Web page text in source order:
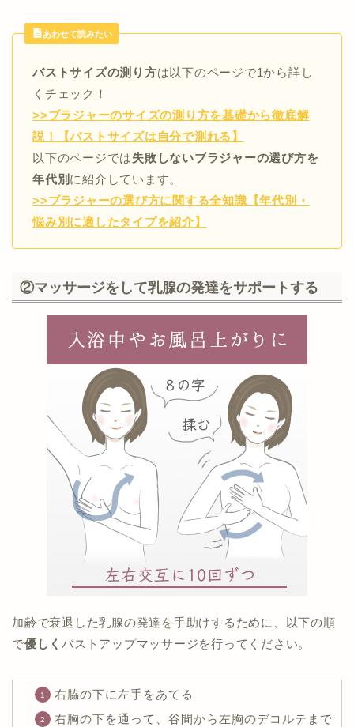
あわせて読みたい
バストサイズの測り方は以下のページで1から詳し
くチェック！
>>ブラジャーのサイズの測り方を基礎から徹底解
説！【バストサイズは自分で測れる】
以下のページでは失敗しないブラジャーの選び方を
年代別 に紹介しています。
>>ブラジャーの選び方に関する全知識【年代別・
悩み別に適したタイプを紹介】
②マッサージをして乳腺の発達をサポートする
加齢で衰退した乳腺の発達を手助けするために、以下の順
で優しくバストアップマッサージを行ってください。
右脇の下に左手をあてる
右胸の下を通って、谷間から左胸のデコルテまで